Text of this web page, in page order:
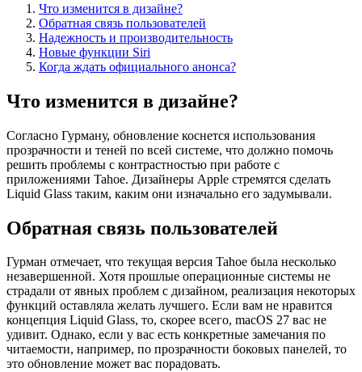
Что изменится в дизайне?
Обратная связь пользователей
Надежность и производительность
Новые функции Siri
Когда ждать официального анонса?
Что изменится в дизайне?
Согласно Гурману, обновление коснется использования
прозрачности и теней по всей системе, что должно помочь
решить проблемы с контрастностью при работе с
приложениями Tahoe. Дизайнеры Apple стремятся сделать
Liquid Glass таким, каким они изначально его задумывали.
Обратная связь пользователей
Гурман отмечает, что текущая версия Tahoe была несколько
незавершенной. Хотя прошлые операционные системы не
страдали от явных проблем с дизайном, реализация некоторых
функций оставляла желать лучшего. Если вам не нравится
концепция Liquid Glass, то, скорее всего, macOS 27 вас не
удивит. Однако, если у вас есть конкретные замечания по
читаемости, например, по прозрачности боковых панелей, то
это обновление может вас порадовать.